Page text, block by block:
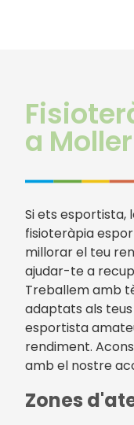
a
Si ets esportista,
fisioteràpia
millorar el teu
ajudar-te a
Treballem amb
adaptats als teus
esportista
rendiment.
amb el nostre
Zones